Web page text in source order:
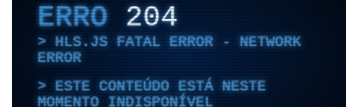
ERRO204
HLS.JS FATAL ERROR - NETWORK
ERROR
ESTE CONTEÚDO ESTÁ NESTE
MOMENTO INDISPONÍVEL